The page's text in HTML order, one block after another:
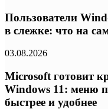
Пользователи
в слежке: что на
03.08.2026
Microsoft готовит
Windows 11: меню
быстрее и удобнее